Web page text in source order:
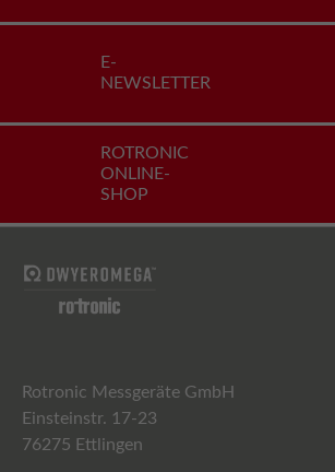
E-
NEWSLETTER
ROTRONIC
ONLINE-
SHOP
Rotronic Messgeräte GmbH
Einsteinstr. 17-23
76275 Ettlingen